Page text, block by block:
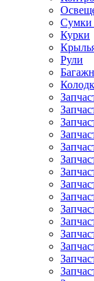
Сумки
Курки
Рули